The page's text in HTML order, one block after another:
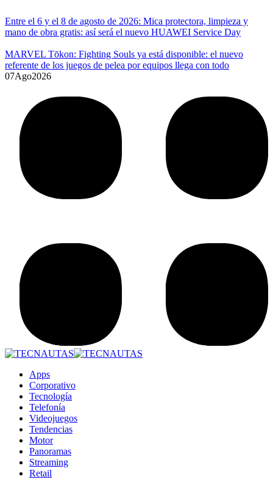
Entre el 6 y el 8 de agosto de 2026: Mica protectora, limpieza y
mano de obra gratis: así será el nuevo HUAWEI Service Day
MARVEL Tōkon: Fighting Souls ya está disponible: el nuevo
referente de los juegos de pelea por equipos llega con todo
07Ago2026
Apps
Corporativo
Tecnología
Telefonía
Videojuegos
Tendencias
Motor
Panoramas
Streaming
Retail